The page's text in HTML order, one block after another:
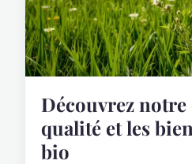
Découvrez notre
qualité et les
bio